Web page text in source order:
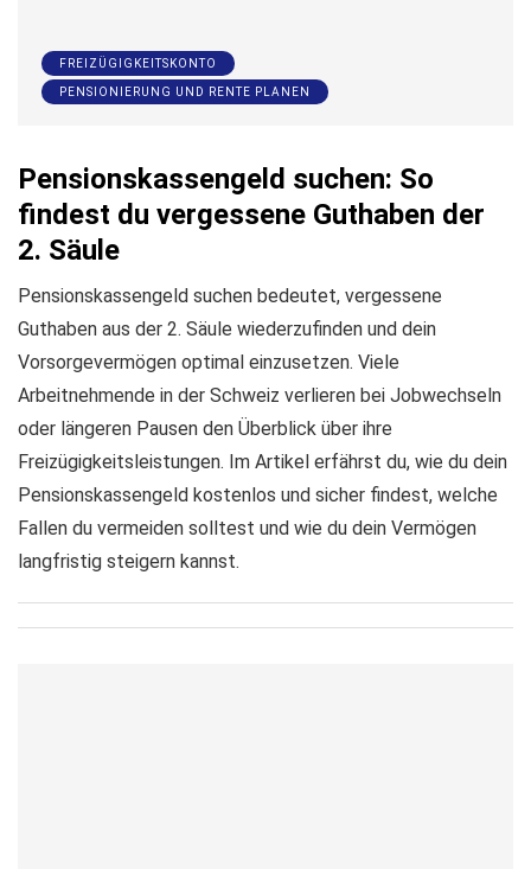
FREIZÜGIGKEITSKONTO
PENSIONIERUNG UND RENTE PLANEN
Pensionskassengeld suchen: So
findest du vergessene Guthaben der
2. Säule
Pensionskassengeld suchen bedeutet, vergessene
Guthaben aus der 2. Säule wiederzufinden und dein
Vorsorgevermögen optimal einzusetzen. Viele
Arbeitnehmende in der Schweiz verlieren bei Jobwechseln
oder längeren Pausen den Überblick über ihre
Freizügigkeitsleistungen. Im Artikel erfährst du, wie du dein
Pensionskassengeld kostenlos und sicher findest, welche
Fallen du vermeiden solltest und wie du dein Vermögen
langfristig steigern kannst.